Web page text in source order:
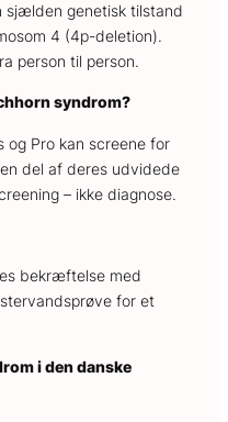
sjælden genetisk tilstand
4 (4p-deletion).
person til person.
syndrom?
og Pro kan screene for
del af deres udvidede
– ikke diagnose.
bekræftelse med
for et
i den danske